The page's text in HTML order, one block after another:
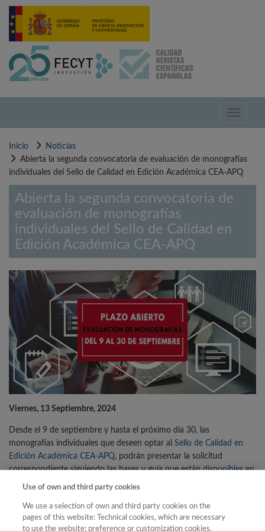
Pasar
contenido
Toggle
Inicio
Noticias
Abierta la segunda convocatoria de evaluación de monografías
individuales del Sello de Calidad en Edición Académica CEA-APQ
Abierta la segunda convocatoria de
evaluación de monografías
individuales del Sello de Calidad en
Edición Académica CEA-APQ
Viernes, 13 Septiembre, 2024
Desde el 9 de septiembre y hasta el próximo día 30, las
monografías individuales que deseen optar al Sello de Calidad en
Edición Académica CEA-APQ, podrán presentar la solicitud
correspondiente siguiendo las bases y guía que estándisponibles en
el siguiente enlace, y que este año incluyen nuevas precisiones y
A este reconocimiento de calidad, que abre así su segunda
Use of own and third party cookies
We use a selection of own and third party cookies on the
pages of this website: Technical cookies, which are necessary
to use the website; preference or customization cookies,